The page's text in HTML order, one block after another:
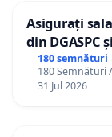
Asigurați
din DGASPC
180 semnături
180 Semnături
31 Jul 2026